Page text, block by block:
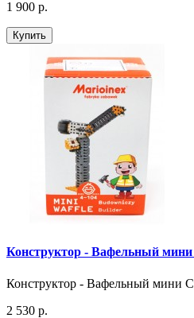
1 900 р.
Купить
Конструктор - Вафельный
Конструктор - Вафельный мини
2 530 р.